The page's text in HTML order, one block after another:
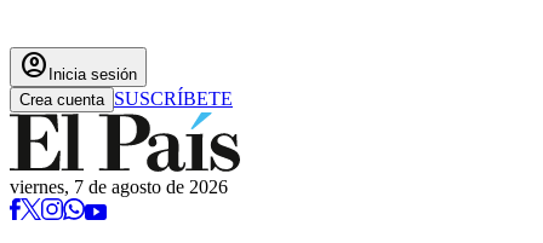
account_circle Inicia sesión
Crea cuenta SUSCRÍBETE
viernes, 7 de agosto de 2026